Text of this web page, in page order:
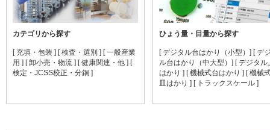
カテゴリから探す
[ 充填・包装 ] [ 検査・選別 ] [ 一般産業
用 ] [ 卸小売・物流 ] [ 健康関連・他 ] [
検定・JCSS校正・分銅 ]
ひょう量・目量から探す
[ デジタル台はかり（小型）][ デ
ル台はかり（中大型）][ デジタル
はかり ][ 機械式台はかり ][ 機械
皿はかり ][ トラックスケール ]